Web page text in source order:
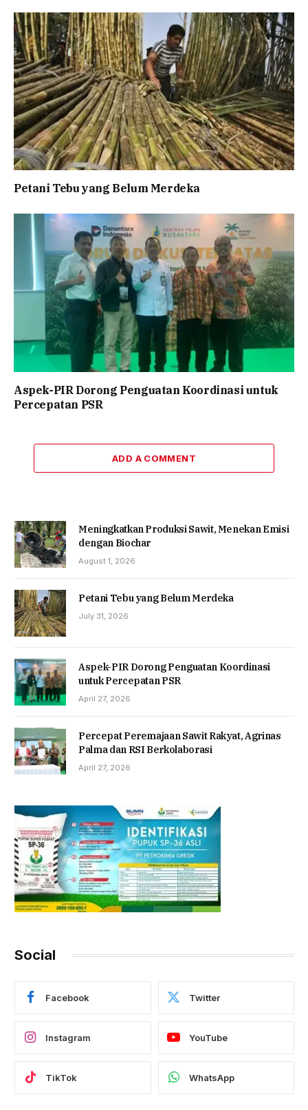
Petani Tebu yang Belum Merdeka
Aspek-PIR Dorong Penguatan Koordinasi untuk
Percepatan PSR
ADD A COMMENT
Meningkatkan Produksi Sawit, Menekan Emisi
dengan Biochar
August 1, 2026
Petani Tebu yang Belum Merdeka
July 31, 2026
Aspek-PIR Dorong Penguatan Koordinasi
untuk Percepatan PSR
April 27, 2026
Percepat Peremajaan Sawit Rakyat, Agrinas
Palma dan RSI Berkolaborasi
April 27, 2026
Social
Facebook Twitter
Instagram YouTube
TikTok WhatsApp